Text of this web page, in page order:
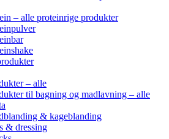
– alle proteinrige produkter
– alle
til bagning og madlavning – alle
& kageblanding
& dressing